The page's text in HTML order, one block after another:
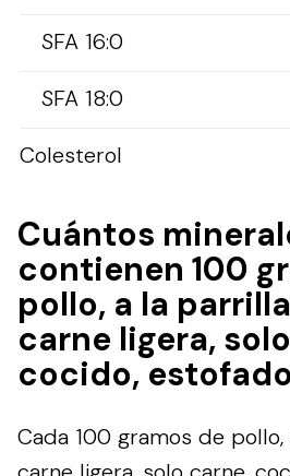
SFA 16:0
SFA 18:0
Colesterol
Cuántos
contienen 100
pollo, a la
carne ligera,
cocido, estofado
Cada 100 gramos de